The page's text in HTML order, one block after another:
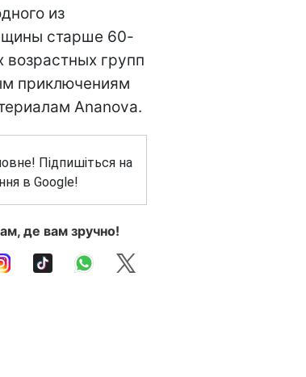
из
старше 60-
возрастных групп
приключениям
Ananova.
Підпишіться на
в Google!
де вам зручно!